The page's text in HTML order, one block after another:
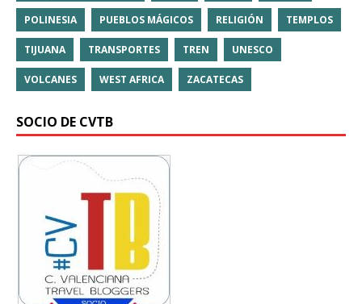
POLINESIA PUEBLOS MÁGICOS RELIGIÓN TEMPLOS
TIJUANA TRANSPORTES TREN UNESCO
VOLCANES WEST AFRICA ZACATECAS
SOCIO DE CVTB